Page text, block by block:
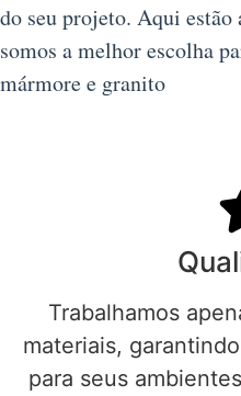
do seu projeto. Aqui
somos a melhor escolha
mármore e granito
Trabalhamos
materiais,
para seus